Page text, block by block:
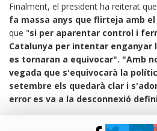
Finalment, el president ha reiterat
fa massa anys que flirteja amb el
que "si per aparentar control i
Catalunya per intentar enganyar
es tornaran a equivocar". "Amb
vegada que s'equivocarà la
setembre els quedarà clar i
error es va a la desconnexió